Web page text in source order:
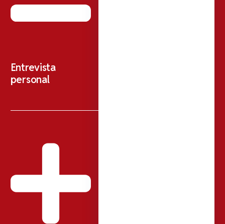
Entrevista
personal